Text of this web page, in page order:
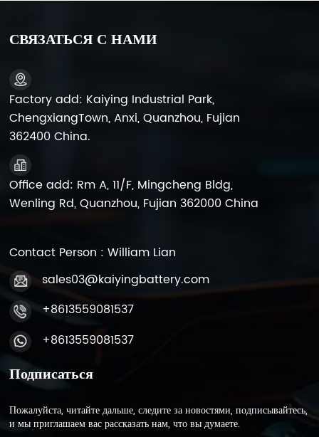
СВЯЗАТЬСЯ С НАМИ
Factory add: Kaiying Industrial Park,
ChengxiangTown, Anxi, Quanzhou, Fujian
362400 China.
Office add: Rm A, 11/F, Mingcheng Bldg,
Wenling Rd, Quanzhou, Fujian 362000 China
Contact Person : William Lian
sales03@kaiyingbattery.com
+8613559081537
+8613559081537
Подписаться
Пожалуйста, читайте дальше, следите за новостями, подписывайтесь,
и мы приглашаем вас рассказать нам, что вы думаете.